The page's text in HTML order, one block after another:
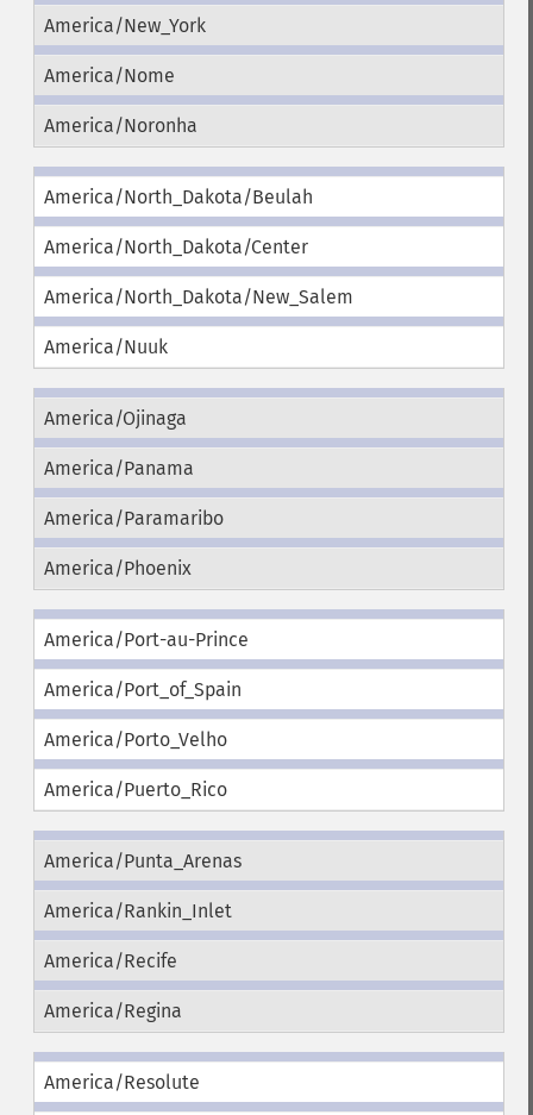
America/New_York
America/Nome
America/Noronha
America/North_Dakota/Beulah
America/North_Dakota/Center
America/North_Dakota/New_Salem
America/Nuuk
America/Ojinaga
America/Panama
America/Paramaribo
America/Phoenix
America/Port-au-Prince
America/Port_of_Spain
America/Porto_Velho
America/Puerto_Rico
America/Punta_Arenas
America/Rankin_Inlet
America/Recife
America/Regina
America/Resolute